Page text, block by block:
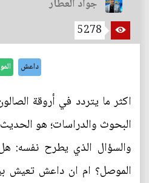
جواد العطار
5278
داعش
اكثر ما يتردد في أروقة
البحوث والدراسات؛ هو
والسؤال الذي يطرح نفسه:
الموصل؟ ام ان داعش تعيش